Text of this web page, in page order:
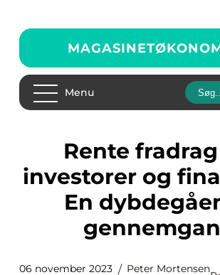
Menu
Rente fradrag for
investorer og
En
06 november 2023 Peter Mortensen